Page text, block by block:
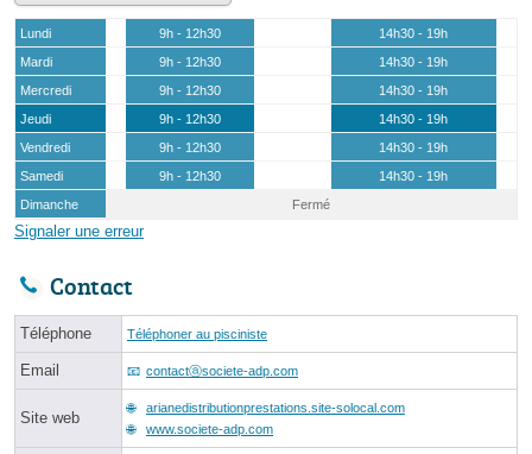
Lundi 9h - 12h30
14h30 - 19h
Mardi
9h - 12h30
14h30 - 19h
Mercredi
9h - 12h30
14h30 - 19h
Jeudi
9h - 12h30
14h30 - 19h
Vendredi
9h - 12h30
14h30 - 19h
Samedi
9h - 12h30
14h30 - 19h
Dimanche
Fermé
Signaler une erreur
Contact
Téléphone Téléphoner au pisciniste
Email contactⓐsociete-adp.com
Site web
arianedistributionprestations.site-solocal.com
www.societe-adp.com